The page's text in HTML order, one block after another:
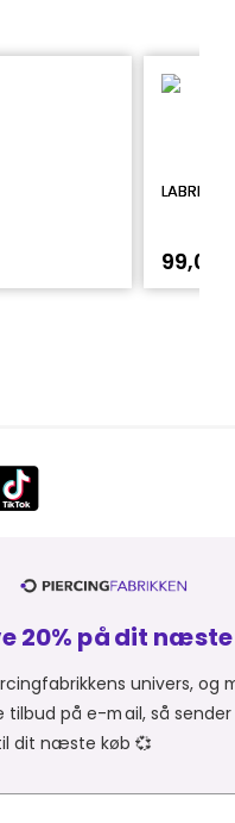
LABRET I
99,00
i
dit næste køb? 💎
univers, og modtag
så sender vi dig en
💞